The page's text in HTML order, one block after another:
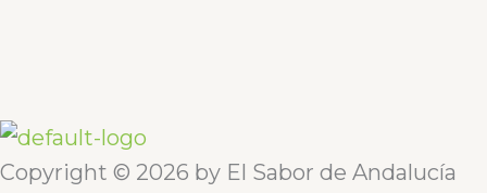
Copyright © 2026 by El Sabor de Andalucía